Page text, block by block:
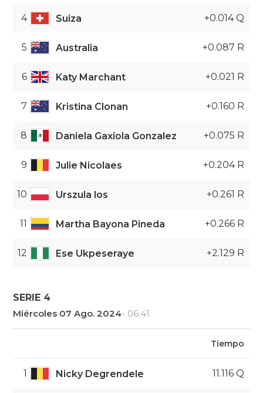
4 Suiza +0.014 Q
5 Australia +0.087 R
6 Katy Marchant +0.021 R
7 Kristina Clonan +0.160 R
8 Daniela Gaxiola Gonzalez +0.075 R
9 Julie Nicolaes +0.204 R
10 Urszula los +0.261 R
11 Martha Bayona Pineda +0.266 R
12 Ese Ukpeseraye +2.129 R
SERIE 4
Miércoles 07 Ago. 2024- 06:41
Tiempo
1 Nicky Degrendele 11.116 Q